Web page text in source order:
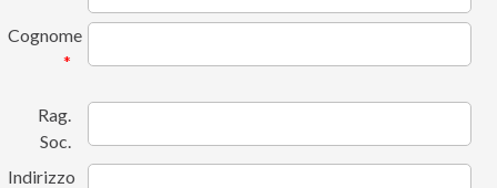
Cognome
*
Rag.
Soc.
Indirizzo